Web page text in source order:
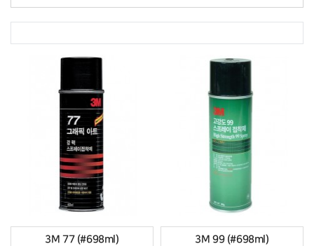
3M 77 (#698ml) 3M 99 (#698ml)